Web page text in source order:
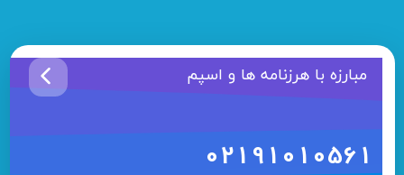
مبارزه با هرزنامه ها و اسپم
02191010561